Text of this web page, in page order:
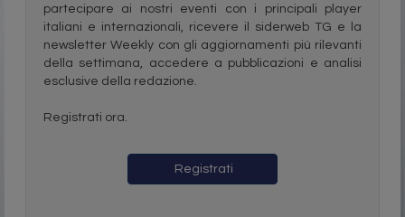
partecipare ai nostri eventi con i principali player
italiani e internazionali, ricevere il siderweb TG e la
newsletter Weekly con gli aggiornamenti più rilevanti
della settimana, accedere a pubblicazioni e analisi
esclusive della redazione.
Registrati ora.
Registrati